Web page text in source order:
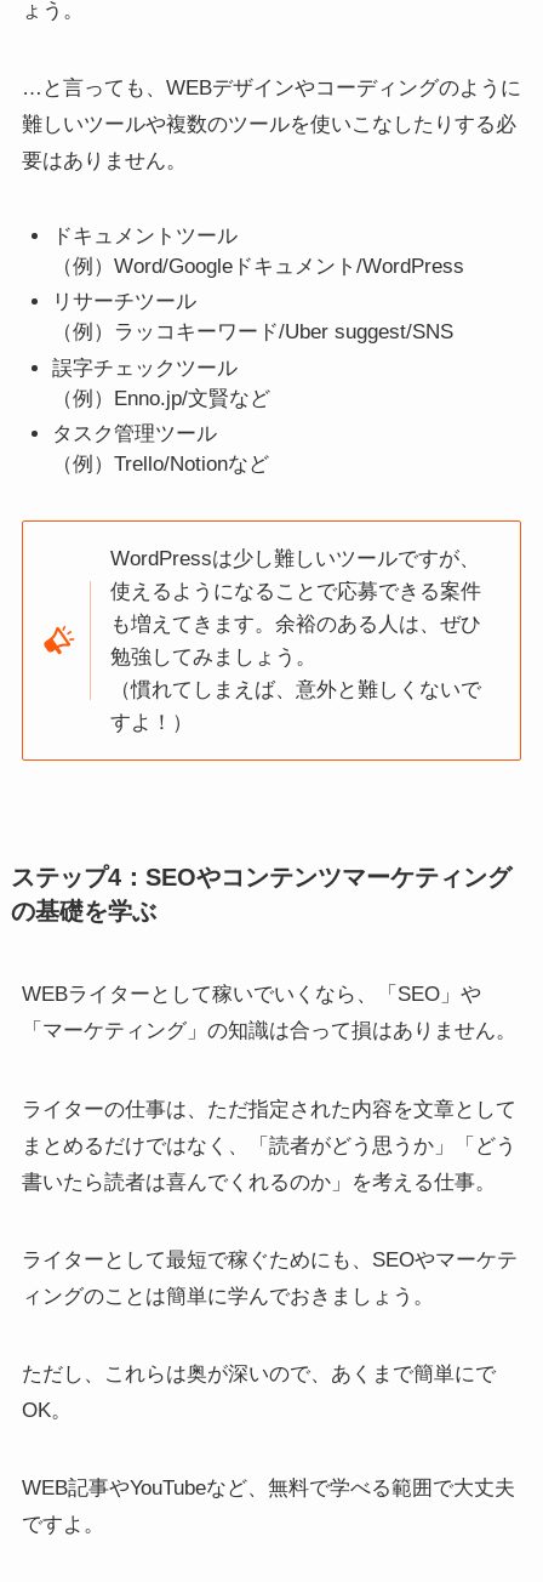
ょう。
…と言っても、WEBデザインやコーディングのように
難しいツールや複数のツールを使いこなしたりする必
要はありません。
ドキュメントツール
（例）Word/Googleドキュメント/WordPress
リサーチツール
（例）ラッコキーワード/Uber suggest/SNS
誤字チェックツール
（例）Enno.jp/文賢など
タスク管理ツール
（例）Trello/Notionなど
WordPressは少し難しいツールですが、
使えるようになることで応募できる案件
も増えてきます。余裕のある人は、ぜひ
勉強してみましょう。
（慣れてしまえば、意外と難しくないで
すよ！）
ステップ4：SEOやコンテンツマーケティング
の基礎を学ぶ
WEBライターとして稼いでいくなら、「SEO」や
「マーケティング」の知識は合って損はありません。
ライターの仕事は、ただ指定された内容を文章として
まとめるだけではなく、「読者がどう思うか」「どう
書いたら読者は喜んでくれるのか」を考える仕事。
ライターとして最短で稼ぐためにも、SEOやマーケテ
ィングのことは簡単に学んでおきましょう。
ただし、これらは奥が深いので、あくまで簡単にで
OK。
WEB記事やYouTubeなど、無料で学べる範囲で大丈夫
ですよ。